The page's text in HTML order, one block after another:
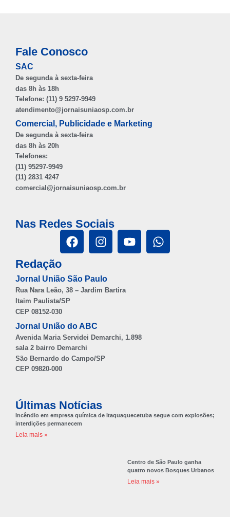
Fale Conosco
SAC
De segunda à sexta-feira
das 8h às 18h
Telefone: (11) 9 5297-9949
atendimento@jornaisuniaosp.com.br
Comercial, Publicidade e Marketing
De segunda à sexta-feira
das 8h às 20h
Telefones:
(11) 95297-9949
(11) 2831 4247
comercial@jornaisuniaosp.com.br
Nas Redes Sociais
Redação
Jornal União São Paulo
Rua Nara Leão, 38 – Jardim Bartira
Itaim Paulista/SP
CEP 08152-030
Jornal União do ABC
Avenida Maria Servidei Demarchi, 1.898
sala 2 bairro Demarchi
São Bernardo do Campo/SP
CEP 09820-000
Últimas Notícias
Incêndio em empresa química de Itaquaquecetuba segue com explosões;
interdições permanecem
Leia mais »
Centro de São Paulo ganha
quatro novos Bosques Urbanos
Leia mais »